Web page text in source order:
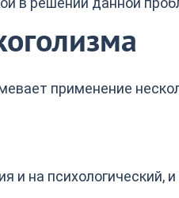
применение
и на психологический,